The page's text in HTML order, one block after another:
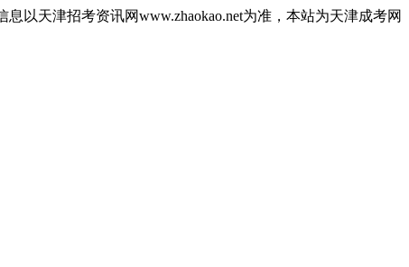
以天津招考资讯网www.zhaokao.net为准，本站为天津成考网